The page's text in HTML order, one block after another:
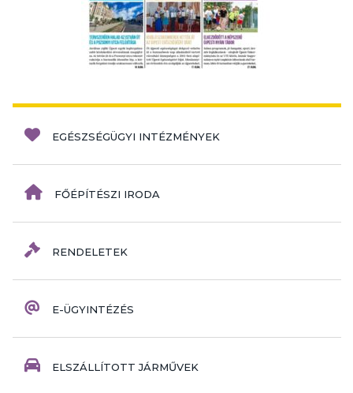
EGÉSZSÉGÜGYI INTÉZMÉNYEK
FŐÉPÍTÉSZI IRODA
RENDELETEK
E-ÜGYINTÉZÉS
ELSZÁLLÍTOTT JÁRMŰVEK